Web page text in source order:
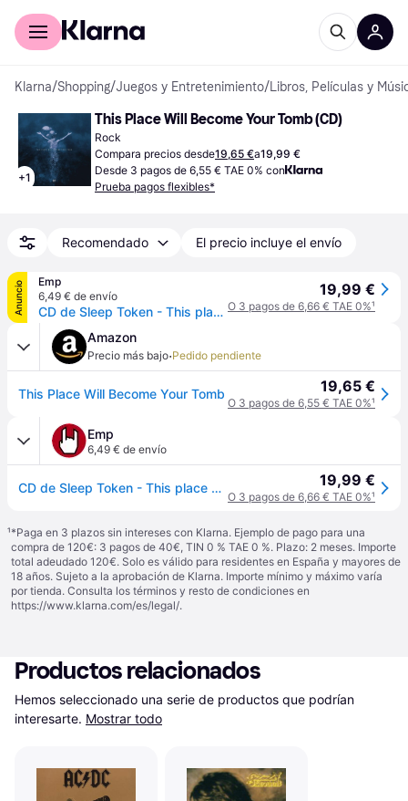
Comprar con Klarna
Klarna/Shopping/Juegos y Entretenimiento/Libros, Películas y
+1
This Place Will Become Your Tomb (CD)
Rock
Compara precios desde19,65 €a19,99 €
Desde 3 pagos de 6,55 € TAE 0% con
Prueba pagos flexibles*
Recomendado El precio incluye el envío
Anuncio
Emp
6,49 € de envío
CD de Sleep Token - This place will become your tomb - para Sin clasificar - Standard
19,99 €
O 3 pagos de 6,66 € TAE 0%¹
Amazon
Precio más bajo·Pedido pendiente
This Place Will Become Your Tomb 19,65 €
O 3 pagos de 6,55 € TAE 0%¹
Emp
6,49 € de envío
CD de Sleep Token - This place will become your tomb - para Sin clasificar - Standard 19,99 €
O 3 pagos de 6,66 € TAE 0%¹
¹*Paga en 3 plazos sin intereses con Klarna. Ejemplo de pago para una
compra de 120€: 3 pagos de 40€, TIN 0 % TAE 0 %. Plazo: 2 meses. Importe
total adeudado 120€. Solo es válido para residentes en España y mayores de
18 años. Sujeto a la aprobación de Klarna. Importe mínimo y máximo varía
por tienda. Consulta los términos y resto de condiciones en
https://www.klarna.com/es/legal/.
Productos relacionados
Hemos seleccionado una serie de productos que podrían
interesarte. Mostrar todo